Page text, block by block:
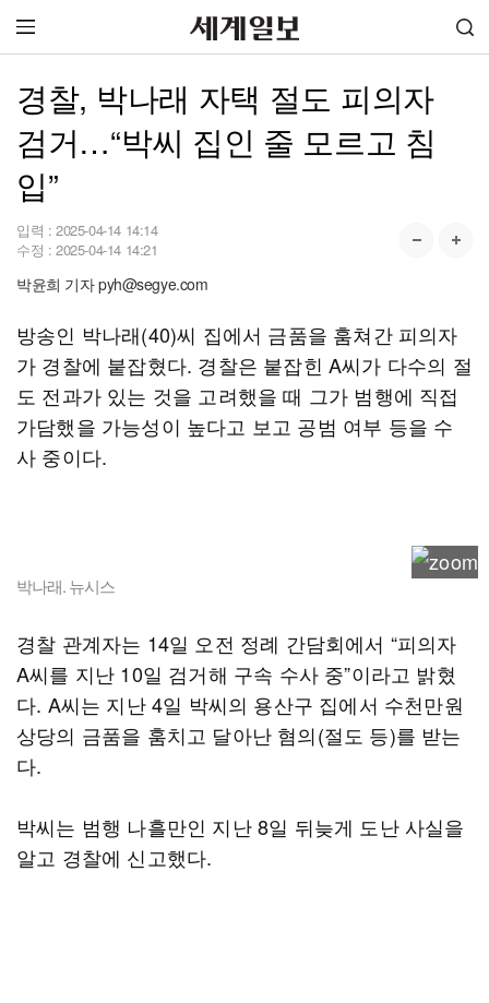
경찰, 박나래 자택 절도 피의자
검거…“박씨 집인 줄 모르고 침
입”
입력 : 2025-04-14 14:14
수정 : 2025-04-14 14:21
박윤희 기자 pyh@segye.com
방송인 박나래(40)씨 집에서 금품을 훔쳐간 피의자
가 경찰에 붙잡혔다. 경찰은 붙잡힌 A씨가 다수의 절
도 전과가 있는 것을 고려했을 때 그가 범행에 직접
가담했을 가능성이 높다고 보고 공범 여부 등을 수
사 중이다.
박나래. 뉴시스
경찰 관계자는 14일 오전 정례 간담회에서 “피의자
A씨를 지난 10일 검거해 구속 수사 중”이라고 밝혔
다. A씨는 지난 4일 박씨의 용산구 집에서 수천만원
상당의 금품을 훔치고 달아난 혐의(절도 등)를 받는
다.
박씨는 범행 나흘만인 지난 8일 뒤늦게 도난 사실을
알고 경찰에 신고했다.